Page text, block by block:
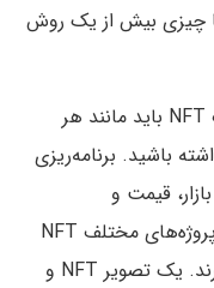
چیزی بیش از یک روش
برای موفقیت در خرید، فروش و تبلیغات NFT باید مانند هر
باشید. برنامه‌ریزی
قیمت و
پیشنهادهای شما است. به عنوان مثال، پروژه‌های مختلف NFT
نیاز به رویکرد متفاوتی نسبت به بازار دارند. یک تصویر NFT و